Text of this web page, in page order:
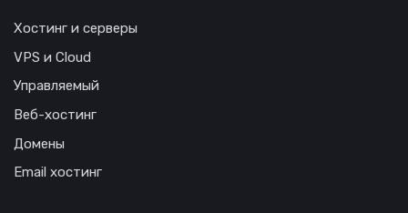
Хостинг и серверы
VPS и Cloud
Управляемый
Веб-хостинг
Домены
Email хостинг